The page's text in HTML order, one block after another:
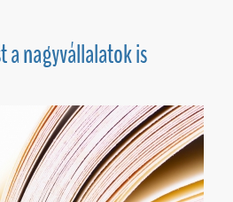
a nagyvállalatok is